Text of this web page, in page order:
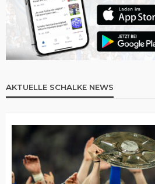
AKTUELLE SCHALKE NEWS